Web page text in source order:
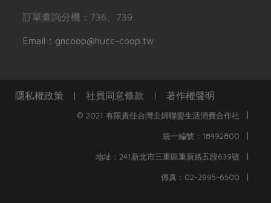
訂單查詢分機：736、739
Email：gncoop@hucc-coop.tw
隱私權政策 | 社員同意條款 | 著作權聲明
© 2021 有限責任台灣主婦聯盟生活消費合作社 |
統一編號：18492800 |
地址：241新北市三重區重新路五段639號 |
傳真：02-2995-6500 |